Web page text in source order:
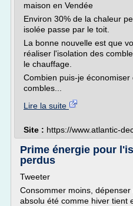
maison en Vendée
Environ 30% de la chaleur
isolée passe par le toit.
La bonne nouvelle est que
réaliser l'isolation des
le chauffage.
Combien puis-je
combles...
Lire la suite
Site : https://www.atlantic-
Prime énergie pour
perdus
Tweeter
Consommer moins,
absolu été comme hiver tient